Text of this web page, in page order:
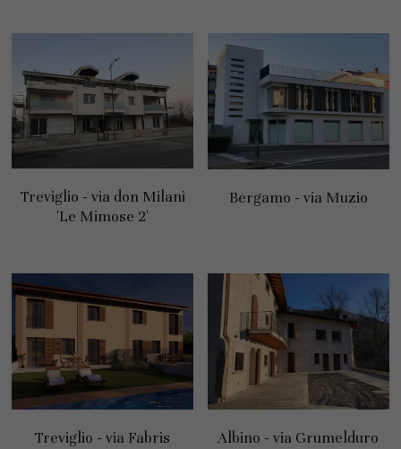
Treviglio - via don Milani
'Le Mimose 2'
Bergamo - via Muzio
Treviglio - via Fabris Albino - via Grumelduro